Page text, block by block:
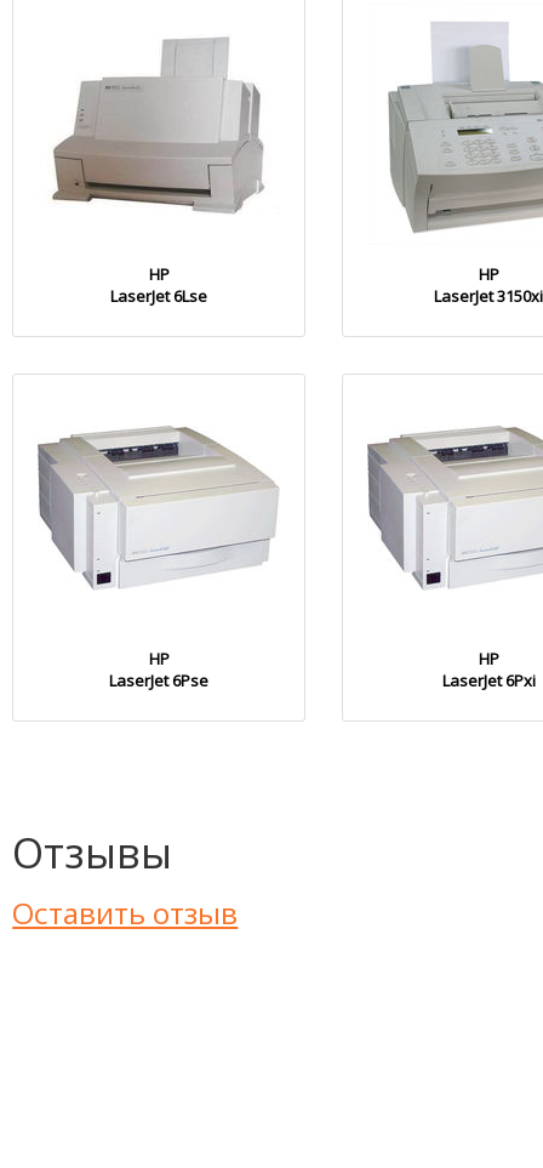
HP
LaserJet 6Lse
HP
LaserJet 3150xi
HP
LaserJet 6Pse
HP
LaserJet 6Pxi
Отзывы
Оставить отзыв